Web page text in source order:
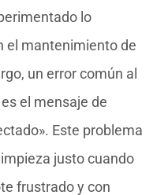
lo
el mantenimiento de
un error común al
el mensaje de
Este problema
justo cuando
frustrado y con